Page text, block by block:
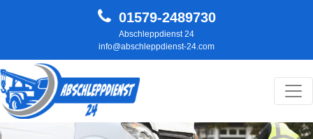
01579-2489730
Abschleppdienst 24
info@abschleppdienst-24.com
Hauptnavigation